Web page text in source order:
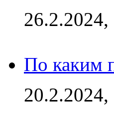
26.2.2024,
По каким
20.2.2024,